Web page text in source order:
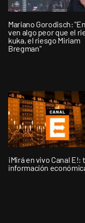
Mariano Gorodisch:
ven algo peor que el
kuka, el riesgo Miriam
Bregman"
¡Mirá en vivo Canal E!:
información